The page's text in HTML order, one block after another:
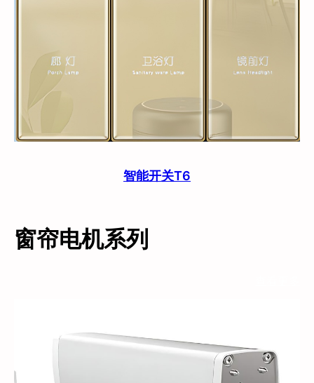
智能开关T6
窗帘电机系列